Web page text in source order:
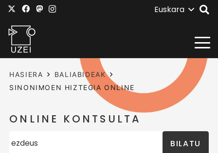
Euskara
HASIERA
BALIABIDEAK
SINONIMOEN HIZTEGIA ONLINE
ONLINE KONTSULTA
BILATU